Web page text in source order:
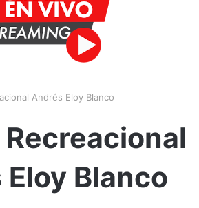
Andrés Eloy Blanco
Blanco